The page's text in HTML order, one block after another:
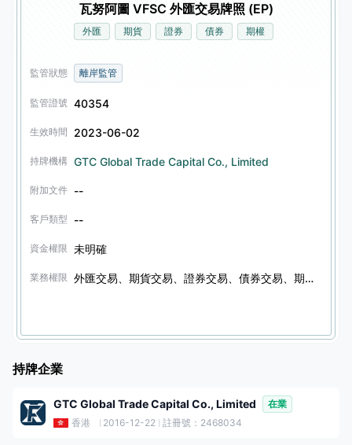
瓦努阿圖 VFSC 外匯交易牌照 (EP)
外匯 期貨 證券 債券 期權
監管狀態 離岸監管
監管證號 40354
生效時間 2023-06-02
持牌機構 GTC Global Trade Capital Co., Limited
附加文件 --
客戶類型 --
資金權限 未明確
業務權限 外匯交易、期貨交易、證券交易、債券交易、期權交易
持牌企業
GTC Global Trade Capital Co., Limited
在業
香港
2016-12-22 註冊號：2468034